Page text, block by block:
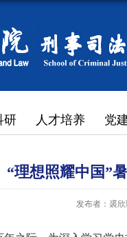
研 人才培养 党
“理想照耀中国”
发布者：裘